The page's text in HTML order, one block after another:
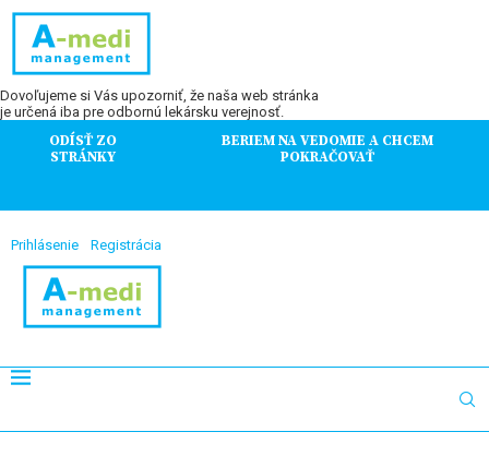
Dovoľujeme si Vás upozorniť, že naša web stránka
je určená iba pre odbornú lekársku verejnosť.
ODÍSŤ ZO
STRÁNKY
BERIEM NA VEDOMIE A CHCEM
POKRAČOVAŤ
Prihlásenie Registrácia